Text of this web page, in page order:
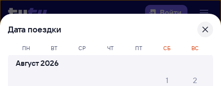
Войти
Выберите день, чтобы найтиж/д
билеты Тихорецкая — Хани
Дата поездки
ПН ВТ СР ЧТ ПТ СБ ВС
Август 2026
1
2